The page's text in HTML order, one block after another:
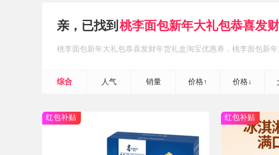
亲，已找到 桃李面包新年大礼包恭喜发
桃李面包新年大礼包恭喜发财年货礼盒淘宝优惠券 ，桃李面包新
综合 人气 销量 价格↑ 价格↓
红包补贴 红包补贴